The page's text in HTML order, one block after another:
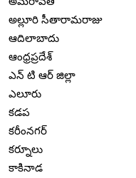
అల్లూరి సీతారామరాజు
ఆదిలాబాదు
ఆంధ్రప్రదేశ్
ఎన్ టి ఆర్ జిల్లా
ఎలూరు
కడప
కరీంనగర్
కర్నూలు
కాకినాడ